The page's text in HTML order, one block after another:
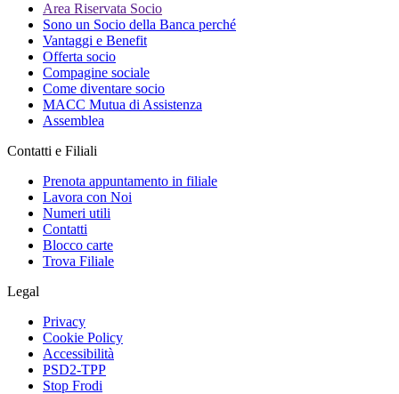
Area Riservata Socio
Sono un Socio della Banca perché
Vantaggi e Benefit
Offerta socio
Compagine sociale
Come diventare socio
MACC Mutua di Assistenza
Assemblea
Contatti e Filiali
Prenota appuntamento in filiale
Lavora con Noi
Numeri utili
Contatti
Blocco carte
Trova Filiale
Legal
Privacy
Cookie Policy
Accessibilità
PSD2-TPP
Stop Frodi